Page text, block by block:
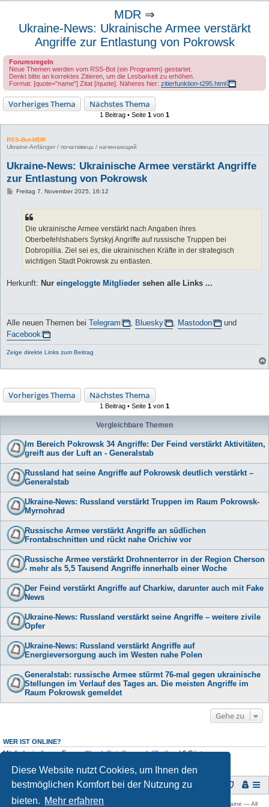
Diese Website nutzt Cookies, um Ihnen den
bestmöglichen Komfort bei der Nutzung zu
bieten.
Mehr erfahren
MDR ⇒
Ukraine-News: Ukrainische Armee verstärkt
Angriffe zur Entlastung von Pokrowsk
Forumsregeln
Neue Themen werden vom RSS-Bot (ein Programm) gestartet.
Denkt bitte an korrektes Zitieren, um die Lesbarkeit zu erhöhen.
Format: [quote="name"] Zitat [/quote]. Näheres hier: zitierfunktion-t295.html
Vorheriges Thema Nächstes Thema
1 Beitrag • Seite 1 von 1
RSS-Bot-MDR
Ukraine-Anfänger / початківець / начинающий
Ukraine-News: Ukrainische Armee verstärkt Angriffe
zur Entlastung von Pokrowsk
BFreitag 7. November 2025, 16:12
Die ukrainische Armee verstärkt nach Angaben ihres
Oberbefehlshabers Syrskyj Angriffe auf russische Truppen bei
Dobropillia. Ziel sei es, die ukrainischen Kräfte in der strategisch
wichtigen Stadt Pokrowsk zu entlasten.
Herkunft: Nur eingeloggte Mitglieder sehen alle Links ...
Alle neuen Themen bei Telegram Bluesky Mastodon
und
Facebook
Zeige direkte Links zum Beitrag
Vorheriges Thema Nächstes Thema
1 Beitrag • Seite 1 von 1
Vergleichbare Themen
Im Bereich Pokrowsk 34 Angriffe: Der Feind verstärkt Aktivitäten,
greift aus der Luft an - Generalstab
Russland hat seine Angriffe auf Pokrowsk deutlich verstärkt –
Generalstab
Ukraine-News: Russland verstärkt Truppen im Raum Pokrowsk-
Myrnohrad
Russische Armee verstärkt Angriffe an südlichen
Frontabschnitten und rückt nahe Orichiw vor
Russische Armee verstärkt Drohnenterror in der Region Cherson
- mehr als 5,5 Tausend Angriffe innerhalb einer Woche
Der Feind verstärkt Angriffe auf Charkiw, darunter auch mit Fake
News
Ukraine-News: Russland verstärkt seine Angriffe – weitere zivile
Opfer
Ukraine-News: Russland verstärkt Angriffe auf
Energieversorgung auch im Westen nahe Polen
Generalstab: russische Armee stürmt 76-mal gegen ukrainische
Stellungen im Verlauf des Tages an. Die meisten Angriffe im
Raum Pokrowsk gemeldet
Gehe zu
WER IST ONLINE?
Mitglieder in diesem Forum:ClaudeBot,Semrush [Bot]und 0 Gäste
Foren-Übersicht
Copyright © 2009 -2026 Ukraine-Forum: Infos, Tipps und Diskussionen zur Ukraine — All